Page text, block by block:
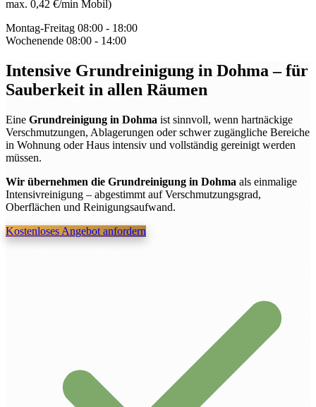
max. 0,42 €/min Mobil)
Montag-Freitag 08:00 - 18:00
Wochenende 08:00 - 14:00
Intensive Grundreinigung in Dohma– für
Sauberkeit in allen Räumen
Eine Grundreinigung in Dohma ist sinnvoll, wenn hartnäckige
Verschmutzungen, Ablagerungen oder schwer zugängliche Bereiche
in Wohnung oder Haus intensiv und vollständig gereinigt werden
müssen.
Wir übernehmen die Grundreinigung in Dohma als einmalige
Intensivreinigung – abgestimmt auf Verschmutzungsgrad,
Oberflächen und Reinigungsaufwand.
Kostenloses Angebot anfordern